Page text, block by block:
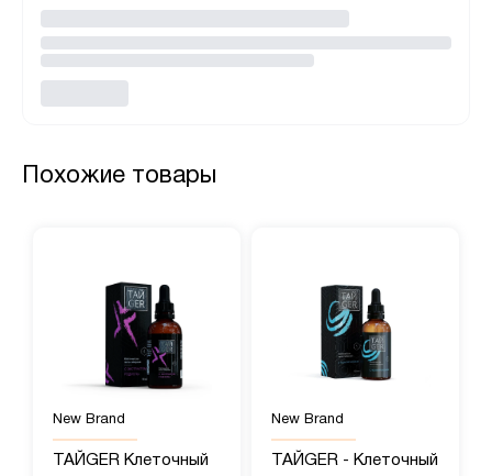
Похожие товары
New Brand
ТАЙGER Клеточный
New Brand
ТАЙGER - Клеточный